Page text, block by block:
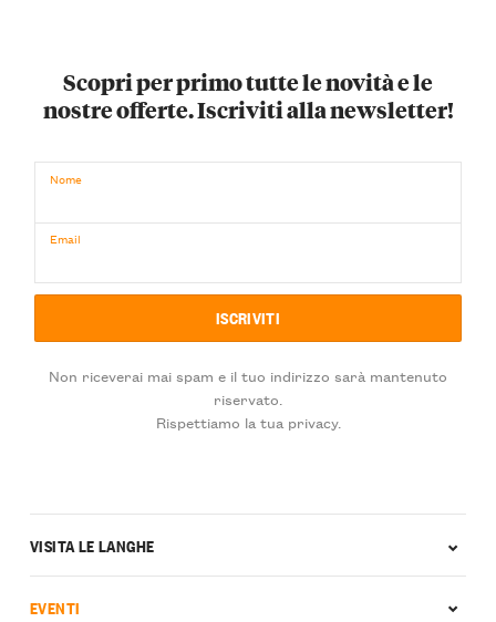
Scopri per primo tutte le novità e le
nostre offerte. Iscriviti alla newsletter!
Nome
Email
Non riceverai mai spam e il tuo indirizzo sarà mantenuto
riservato.
Rispettiamo la tua privacy.
VISITA LE LANGHE
EVENTI